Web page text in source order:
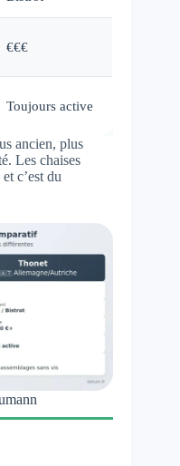
€€€
Toujours active
ancien, plus
Les chaises
c’est du